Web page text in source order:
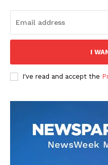
I
I've read and accept the